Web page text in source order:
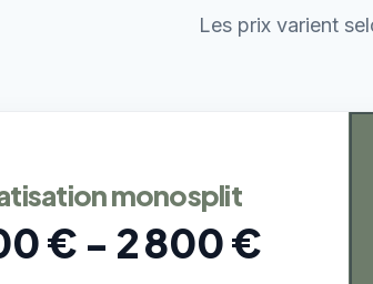
Les prix varient
monosplit
€ - 2 800 €